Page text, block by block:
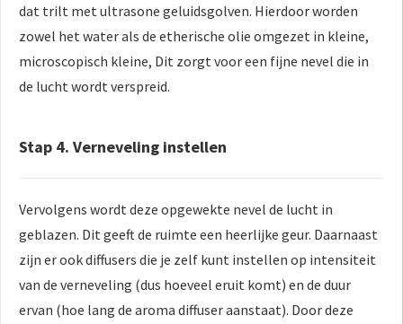
dat trilt met ultrasone geluidsgolven. Hierdoor worden
zowel het water als de etherische olie omgezet in kleine,
microscopisch kleine, Dit zorgt voor een fijne nevel die in
de lucht wordt verspreid.
Stap 4. Verneveling instellen
Vervolgens wordt deze opgewekte nevel de lucht in
geblazen. Dit geeft de ruimte een heerlijke geur. Daarnaast
zijn er ook diffusers die je zelf kunt instellen op intensiteit
van de verneveling (dus hoeveel eruit komt) en de duur
ervan (hoe lang de aroma diffuser aanstaat). Door deze